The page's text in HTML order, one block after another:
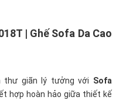
| Ghế Sofa Da Cao
thư giãn lý tưởng với Sofa
hợp hoàn hảo giữa thiết kế